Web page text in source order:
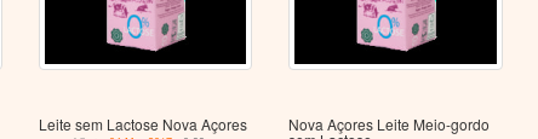
Leite sem Lactose Nova Açores Nova Açores Leite Meio-gordo